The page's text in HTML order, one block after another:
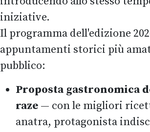
iniziative.
Il programma dell'edizione
appuntamenti storici più
pubblico:
Proposta gastronomica
raze — con le migliori
anatra, protagonista